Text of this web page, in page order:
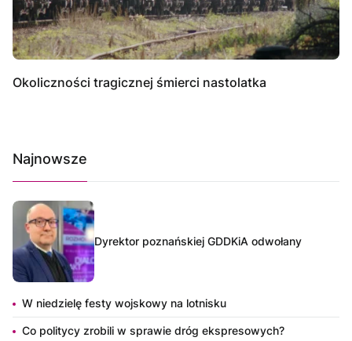
Okoliczności tragicznej śmierci nastolatka
Najnowsze
Dyrektor poznańskiej GDDKiA odwołany
W niedzielę festy wojskowy na lotnisku
Co politycy zrobili w sprawie dróg ekspresowych?